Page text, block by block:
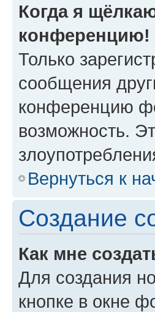
Когда я
конференцию!
Только
сообщения
конференцию
возможность.
Вернуться к
Создание
Как мне
Для создания
кнопке в окне